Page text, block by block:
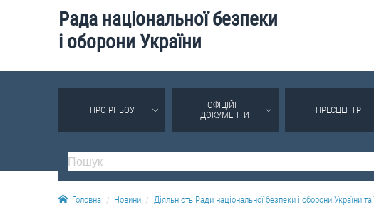
Рада національної безпеки
і оборони України
ПРО РНБОУ
ОФІЦІЙНІ
ДОКУМЕНТИ
ПРЕСЦЕНТР
Головна Новини Діяльність Ради національної безпеки і оборони України та